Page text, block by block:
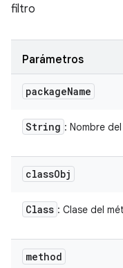
filtro
Parámetros
packageName
String : Nombre
classObj
Class : Clase del
method